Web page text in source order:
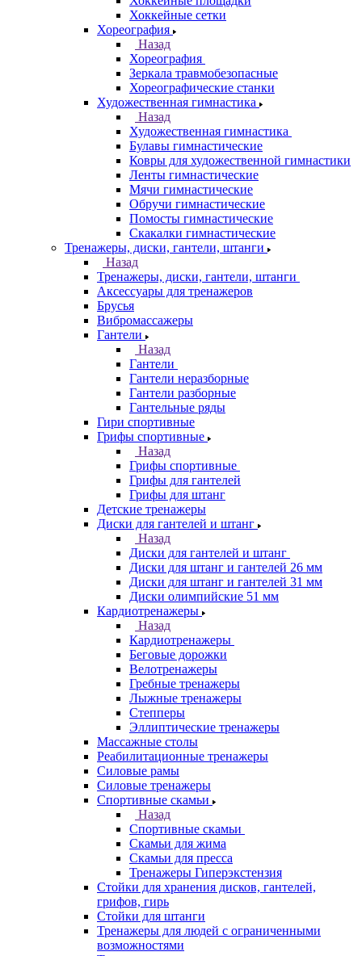
Хоккейные сетки
Хореография
Назад
Хореография
Зеркала травмобезопасные
Хореографические станки
Художественная гимнастика
Назад
Художественная гимнастика
Булавы гимнастические
Ковры для художественной гимнастики
Ленты гимнастические
Мячи гимнастические
Обручи гимнастические
Помосты гимнастические
Скакалки гимнастические
Тренажеры, диски, гантели, штанги
Назад
Тренажеры, диски, гантели, штанги
Аксессуары для тренажеров
Брусья
Вибромассажеры
Гантели
Назад
Гантели
Гантели неразборные
Гантели разборные
Гантельные ряды
Гири спортивные
Грифы спортивные
Назад
Грифы спортивные
Грифы для гантелей
Грифы для штанг
Детские тренажеры
Диски для гантелей и штанг
Назад
Диски для гантелей и штанг
Диски для штанг и гантелей 26 мм
Диски для штанг и гантелей 31 мм
Диски олимпийские 51 мм
Кардиотренажеры
Назад
Кардиотренажеры
Беговые дорожки
Велотренажеры
Гребные тренажеры
Лыжные тренажеры
Степперы
Эллиптические тренажеры
Массажные столы
Реабилитационные тренажеры
Силовые рамы
Силовые тренажеры
Спортивные скамьи
Назад
Спортивные скамьи
Скамьи для жима
Скамьи для пресса
Тренажеры Гиперэкстензия
Стойки для хранения дисков, гантелей,
грифов, гирь
Стойки для штанги
Тренажеры для людей с ограниченными
возможностями